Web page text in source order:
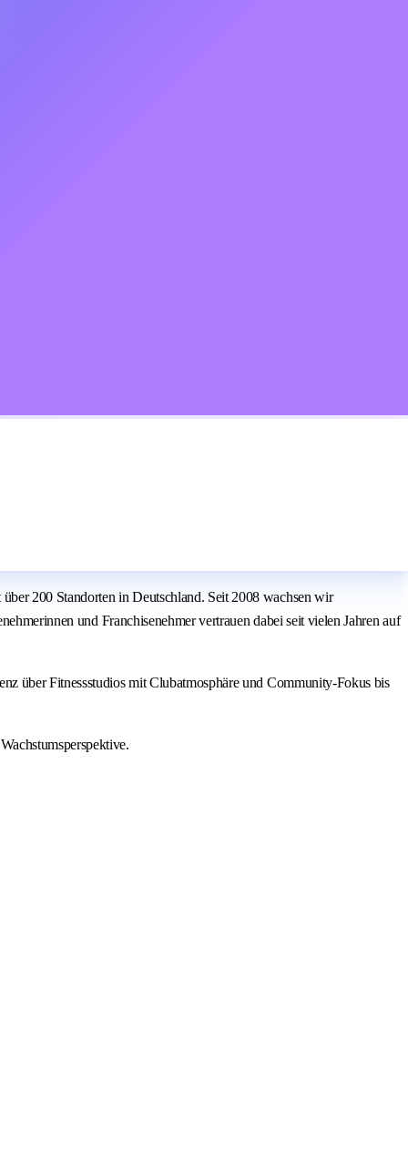
200 Standorten in Deutschland. Seit 2008 wachsen wir
und Franchisenehmer vertrauen dabei seit vielen Jahren auf
über Fitnessstudios mit Clubatmosphäre und Community-Fokus bis